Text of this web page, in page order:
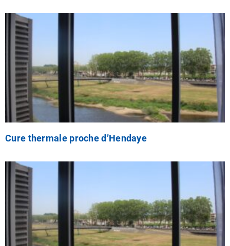
Cure thermale proche d’Hendaye